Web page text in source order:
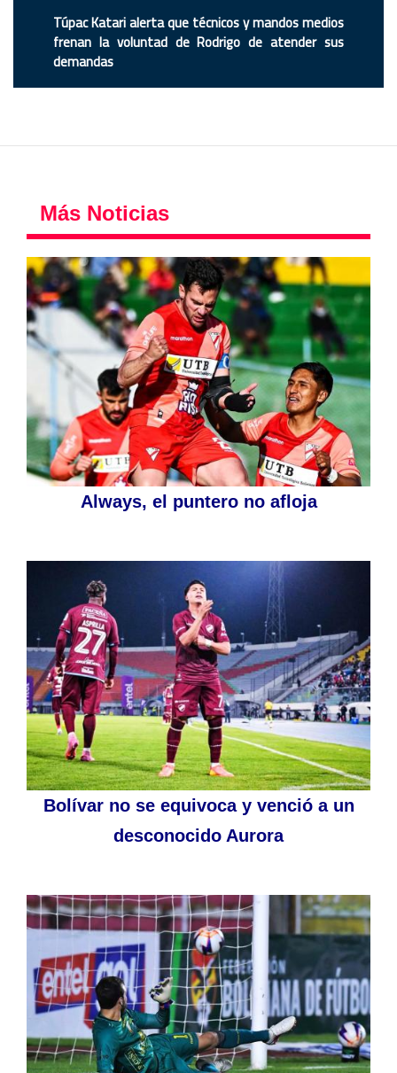
Túpac Katari alerta que técnicos y mandos medios
frenan la voluntad de Rodrigo de atender sus
demandas
Más Noticias
Always, el puntero no afloja
Bolívar no se equivoca y venció a un
desconocido Aurora